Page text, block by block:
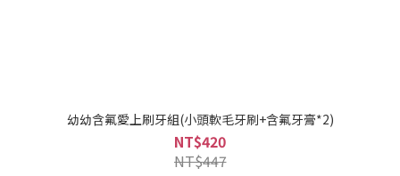
幼幼含氟愛上刷牙組(小頭軟毛牙刷+含氟牙膏*2)
NT$420
NT$447